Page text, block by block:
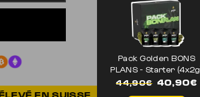
Pack Golden BONS
PLANS - Starter
44,90€ Le
prix
40,90€